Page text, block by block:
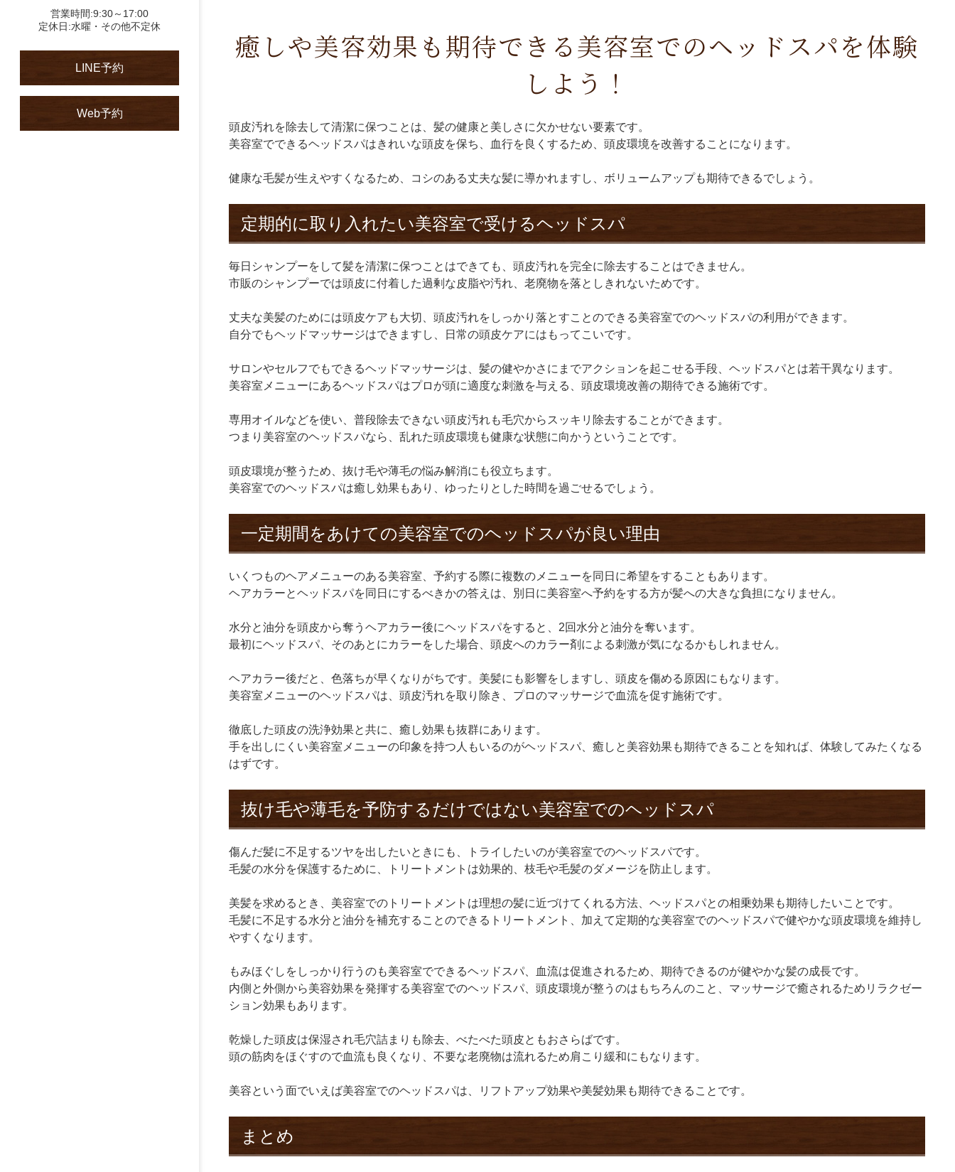
営業時間:9:30～17:00
定休日:水曜・その他不定休
LINE予約
Web予約
癒しや美容効果も期待できる美容室でのヘッドスパを体験
しよう！
頭皮汚れを除去して清潔に保つことは、髪の健康と美しさに欠かせない要素です。
美容室でできるヘッドスパはきれいな頭皮を保ち、血行を良くするため、頭皮環境を改善することになります。
健康な毛髪が生えやすくなるため、コシのある丈夫な髪に導かれますし、ボリュームアップも期待できるでしょう。
定期的に取り入れたい美容室で受けるヘッドスパ
毎日シャンプーをして髪を清潔に保つことはできても、頭皮汚れを完全に除去することはできません。
市販のシャンプーでは頭皮に付着した過剰な皮脂や汚れ、老廃物を落としきれないためです。
丈夫な美髪のためには頭皮ケアも大切、頭皮汚れをしっかり落とすことのできる美容室でのヘッドスパの利用ができます。
自分でもヘッドマッサージはできますし、日常の頭皮ケアにはもってこいです。
サロンやセルフでもできるヘッドマッサージは、髪の健やかさにまでアクションを起こせる手段、ヘッドスパとは若干異なります。
美容室メニューにあるヘッドスパはプロが頭に適度な刺激を与える、頭皮環境改善の期待できる施術です。
専用オイルなどを使い、普段除去できない頭皮汚れも毛穴からスッキリ除去することができます。
つまり美容室のヘッドスパなら、乱れた頭皮環境も健康な状態に向かうということです。
頭皮環境が整うため、抜け毛や薄毛の悩み解消にも役立ちます。
美容室でのヘッドスパは癒し効果もあり、ゆったりとした時間を過ごせるでしょう。
一定期間をあけての美容室でのヘッドスパが良い理由
いくつものヘアメニューのある美容室、予約する際に複数のメニューを同日に希望をすることもあります。
ヘアカラーとヘッドスパを同日にするべきかの答えは、別日に美容室へ予約をする方が髪への大きな負担になりません。
水分と油分を頭皮から奪うヘアカラー後にヘッドスパをすると、2回水分と油分を奪います。
最初にヘッドスパ、そのあとにカラーをした場合、頭皮へのカラー剤による刺激が気になるかもしれません。
ヘアカラー後だと、色落ちが早くなりがちです。美髪にも影響をしますし、頭皮を傷める原因にもなります。
美容室メニューのヘッドスパは、頭皮汚れを取り除き、プロのマッサージで血流を促す施術です。
徹底した頭皮の洗浄効果と共に、癒し効果も抜群にあります。
手を出しにくい美容室メニューの印象を持つ人もいるのがヘッドスパ、癒しと美容効果も期待できることを知れば、体験してみたくなる
はずです。
抜け毛や薄毛を予防するだけではない美容室でのヘッドスパ
傷んだ髪に不足するツヤを出したいときにも、トライしたいのが美容室でのヘッドスパです。
毛髪の水分を保護するために、トリートメントは効果的、枝毛や毛髪のダメージを防止します。
美髪を求めるとき、美容室でのトリートメントは理想の髪に近づけてくれる方法、ヘッドスパとの相乗効果も期待したいことです。
毛髪に不足する水分と油分を補充することのできるトリートメント、加えて定期的な美容室でのヘッドスパで健やかな頭皮環境を維持し
やすくなります。
もみほぐしをしっかり行うのも美容室でできるヘッドスパ、血流は促進されるため、期待できるのが健やかな髪の成長です。
内側と外側から美容効果を発揮する美容室でのヘッドスパ、頭皮環境が整うのはもちろんのこと、マッサージで癒されるためリラクゼー
ション効果もあります。
乾燥した頭皮は保湿され毛穴詰まりも除去、べたべた頭皮ともおさらばです。
頭の筋肉をほぐすので血流も良くなり、不要な老廃物は流れるため肩こり緩和にもなります。
美容という面でいえば美容室でのヘッドスパは、リフトアップ効果や美髪効果も期待できることです。
まとめ